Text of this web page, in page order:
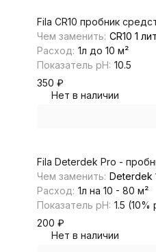
Fila CR10 пробник
Чем заменить: CR10 1
Расход: 1л до 10 м²
Показатель pH: 10.5
350 ₽
Нет в наличии
Fila Deterdek Pro -
Чем заменить: Deterdek
Расход: 1л на 10 - 80 м²
Показатель pH: 1.5
200 ₽
Нет в наличии